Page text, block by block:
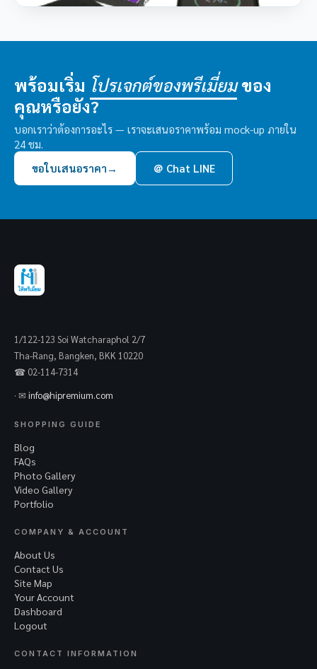
พร้อมเริ่ม โปรเจกต์ของพรีเมี่ยมของ
คุณหรือยัง?
บอกเราว่าต้องการอะไร — เราจะเสนอราคาพร้อม mock-up ภายใน
24 ชม.
ขอใบเสนอราคา → ＠ Chat LINE
1/122-123 Soi Watcharaphol 2/7
Tha-Rang, Bangken, BKK 10220
☎ 02-114-7314
· ✉ info@hipremium.com
SHOPPING GUIDE
Blog
FAQs
Photo Gallery
Video Gallery
Portfolio
COMPANY & ACCOUNT
About Us
Contact Us
Site Map
Your Account
Dashboard
Logout
CONTACT INFORMATION